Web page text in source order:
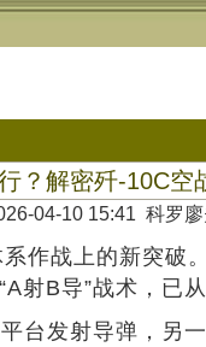
？解密歼-10C空
04-10 15:41 科罗廖
作战上的新突破
B导”战术，已
台发射导弹，